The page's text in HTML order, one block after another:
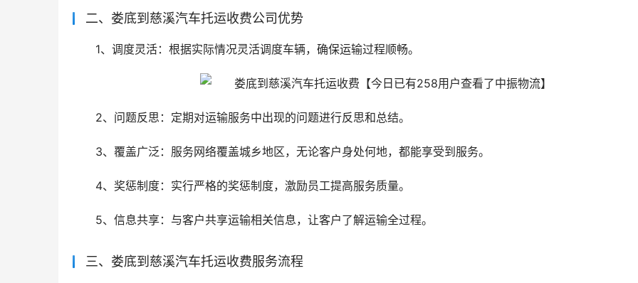
二、娄底到慈溪汽车托运收费公司优势
1、调度灵活：根据实际情况灵活调度车辆，确保运输过程顺畅。
2、问题反思：定期对运输服务中出现的问题进行反思和总结。
3、覆盖广泛：服务网络覆盖城乡地区，无论客户身处何地，都能享受到服务。
4、奖惩制度：实行严格的奖惩制度，激励员工提高服务质量。
5、信息共享：与客户共享运输相关信息，让客户了解运输全过程。
三、娄底到慈溪汽车托运收费服务流程